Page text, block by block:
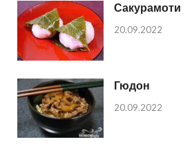
Сакурамоти
20.09.2022
Гюдон
20.09.2022